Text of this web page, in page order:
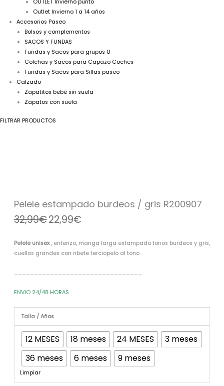
OUTLET Invierno punto
Outlet Invierno 1 a 14 años
Accesorios Paseo
Bolsos y complementos
SACOS Y FUNDAS
Fundas y Sacos para grupos 0
Colchas y Sacos para Capazo Coches
Fundas y Sacos para Sillas paseo
Calzado
Zapatitos bebé sin suela
Zapatos con suela
FILTRAR PRODUCTOS
Pelele estampado burdeos / gris R200907
32,99€22,99€
Pelele unisex, enterizo, manga larga estampado tonos burdeos y gris,
cuellos grandes con ribete terciopelo al tono .
ENVIO 24/48 HORAS
Talla / Años
12 MESES 18 meses 24 MESES
3 meses
36 meses
6 meses 9 meses
Limpiar
cantidad